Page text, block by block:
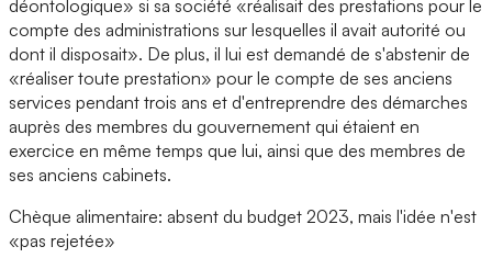
déontologique» si sa société «réalisait des prestations pour le
compte des administrations sur lesquelles il avait autorité ou
dont il disposait». De plus, il lui est demandé de s'abstenir de
«réaliser toute prestation» pour le compte de ses anciens
services pendant trois ans et d'entreprendre des démarches
auprès des membres du gouvernement qui étaient en
exercice en même temps que lui, ainsi que des membres de
ses anciens cabinets.
Chèque alimentaire: absent du budget 2023, mais l'idée n'est
«pas rejetée»